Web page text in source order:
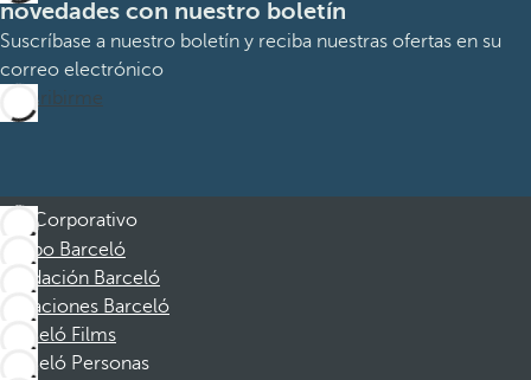
novedades con nuestro boletín
Suscríbase a nuestro boletín y reciba nuestras ofertas en su
correo electrónico
Suscribirme
Corporativo
Grupo Barceló
Fundación Barceló
Vacaciones Barceló
Barceló Films
Barceló Personas